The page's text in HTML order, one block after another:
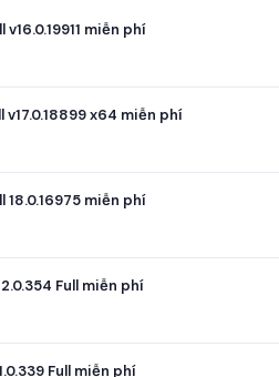
miễn phí
v17.0.18899 x64 miễn phí
18.0.16975 miễn phí
Full miễn phí
Full miễn phí